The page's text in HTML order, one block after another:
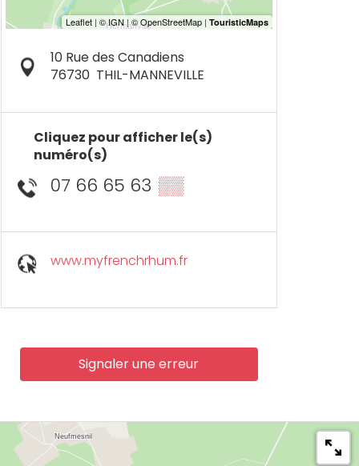
10 Rue des Canadiens
76730 THIL-MANNEVILLE
Cliquez pour afficher le(s)
numéro(s)
07 66 65 63 ▒▒
www.myfrenchrhum.fr
Signaler une erreur